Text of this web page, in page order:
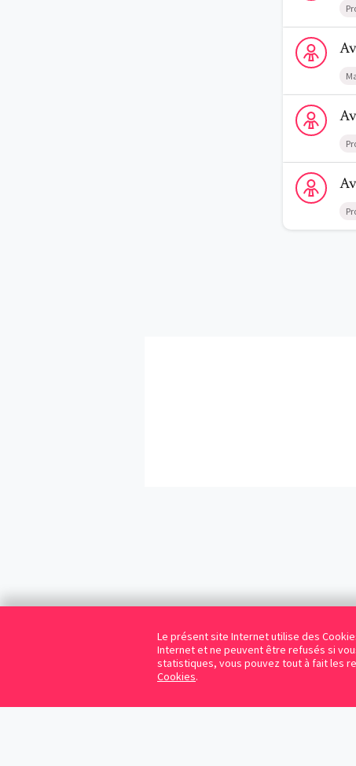
Le présent site Internet utilise des
Internet et ne peuvent être refusés si
statistiques, vous pouvez tout à fait les
Cookies.
Voir le profil
Voir le profil
Voir le profil